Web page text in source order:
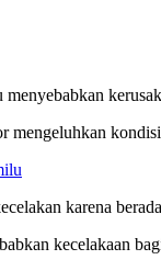
karena
kecelakaan